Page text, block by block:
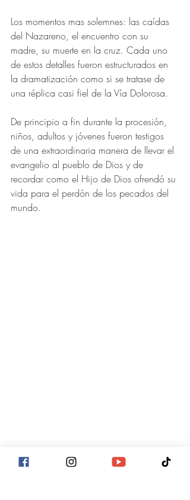
Los momentos mas solemnes: las caídas
del Nazareno, el encuentro con su
madre, su muerte en la cruz. Cada uno
de estos detalles fueron estructurados en
la dramatización como si se tratase de
una réplica casi fiel de la Vía Dolorosa.
De principio a fin durante la procesión,
niños, adultos y jóvenes fueron testigos
de una extraordinaria manera de llevar el
evangelio al pueblo de Dios y de
recordar como el Hijo de Dios ofrendó su
vida para el perdón de los pecados del
mundo.